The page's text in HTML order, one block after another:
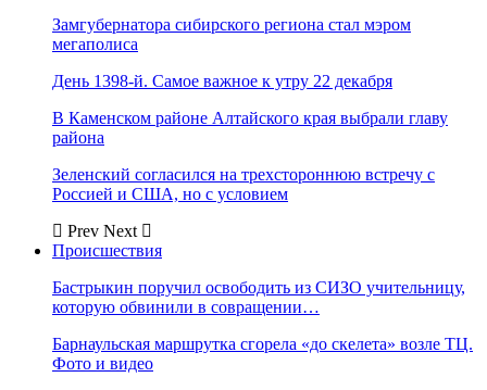
Замгубернатора сибирского региона стал мэром
мегаполиса
День 1398-й. Самое важное к утру 22 декабря
В Каменском районе Алтайского края выбрали главу
района
Зеленский согласился на трехстороннюю встречу с
Россией и США, но с условием
Prev Next
Происшествия
Бастрыкин поручил освободить из СИЗО учительницу,
которую обвинили в совращении…
Барнаульская маршрутка сгорела «до скелета» возле ТЦ.
Фото и видео